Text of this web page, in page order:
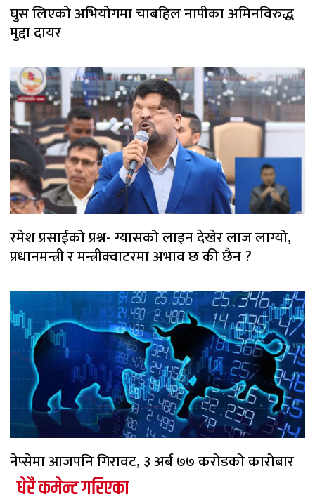
घुस लिएको अभियोगमा चाबहिल नापीका अमिनविरुद्ध
मुद्दा दायर
रमेश प्रसाईको प्रश्न- ग्यासको लाइन देखेर लाज लाग्यो,
प्रधानमन्त्री र मन्त्रीक्वाटरमा अभाव छ की छैन ?
नेप्सेमा आजपनि गिरावट, ३ अर्ब ७७ करोडको कारोबार
धेरै कमेन्ट गरिएका